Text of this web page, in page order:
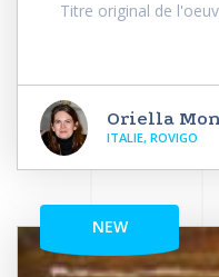
Titre original de
Oriella
ITALIE, ROVIGO
NEW